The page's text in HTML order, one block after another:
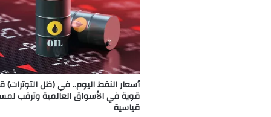
أسعار النفط اليوم.. في (ظل التوترات)
قوية في الأسواق العالمية وترقب
قياسية